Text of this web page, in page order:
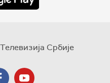
Србије